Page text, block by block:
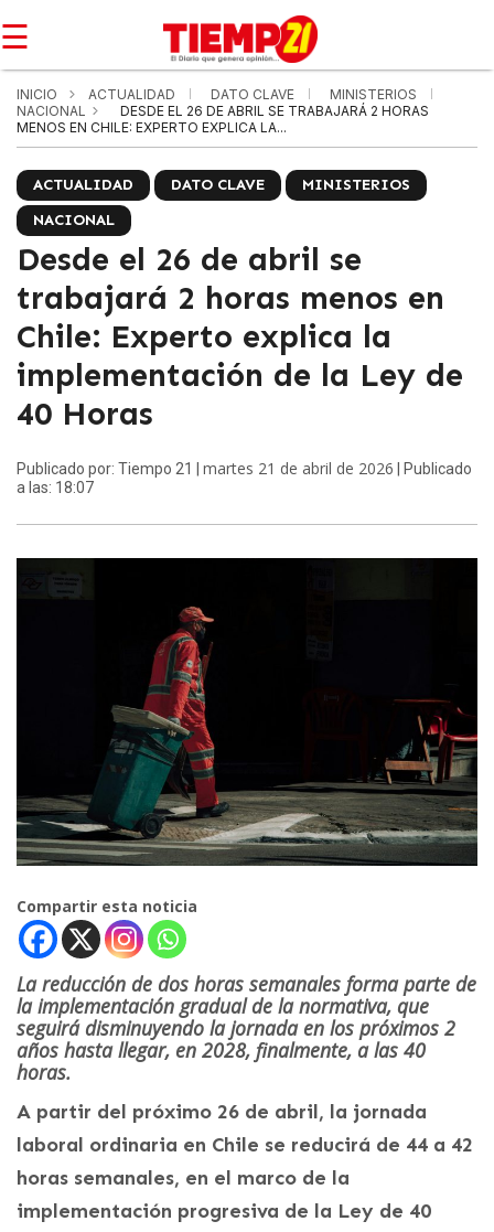
☰
INICIO ACTUALIDAD DATO CLAVE
MINISTERIOS
NACIONAL
DESDE EL 26 DE ABRIL SE TRABAJARÁ 2 HORAS
MENOS EN CHILE: EXPERTO EXPLICA LA...
ACTUALIDAD DATO CLAVE
MINISTERIOS
NACIONAL
Desde el 26 de abril se
trabajará 2 horas menos en
Chile: Experto explica la
implementación de la Ley de
40 Horas
Publicado por: Tiempo 21 | martes 21 de abril de 2026 | Publicado
a las: 18:07
Compartir esta noticia
La reducción de dos horas semanales forma parte de
la implementación gradual de la normativa, que
seguirá disminuyendo la jornada en los próximos 2
años hasta llegar, en 2028, finalmente, a las 40
horas.
A partir del próximo 26 de abril, la jornada
laboral ordinaria en Chile se reducirá de 44 a 42
horas semanales, en el marco de la
implementación progresiva de la Ley de 40